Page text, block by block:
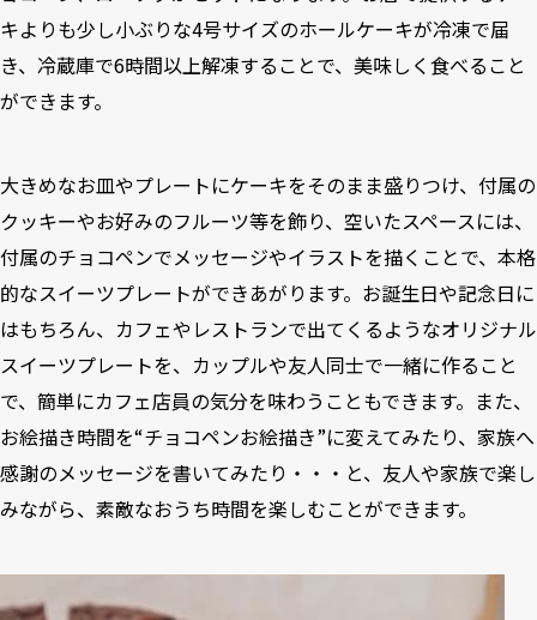
キよりも少し小ぶりな4号サイズのホールケーキが冷凍で届
き、冷蔵庫で6時間以上解凍することで、美味しく食べること
ができます。
大きめなお皿やプレートにケーキをそのまま盛りつけ、付属の
クッキーやお好みのフルーツ等を飾り、空いたスペースには、
付属のチョコペンでメッセージやイラストを描くことで、本格
的なスイーツプレートができあがります。お誕生日や記念日に
はもちろん、カフェやレストランで出てくるようなオリジナル
スイーツプレートを、カップルや友人同士で一緒に作ること
で、簡単にカフェ店員の気分を味わうこともできます。また、
お絵描き時間を“チョコペンお絵描き”に変えてみたり、家族へ
感謝のメッセージを書いてみたり・・・と、友人や家族で楽し
みながら、素敵なおうち時間を楽しむことができます。